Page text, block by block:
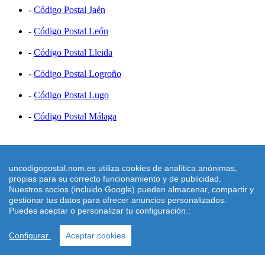
- Código Postal Jaén
- Código Postal León
- Código Postal Lleida
- Código Postal Logroño
- Código Postal Lugo
- Código Postal Málaga
Mensajerias España
Seur Ciudad Real
Seur Jerez de la Frontera
DHL Manresa
uncodigopostal.nom.es utiliza cookies de analítica anónimas,
propias para su correcto funcionamiento y de publicidad.
Nuestros socios (incluido Google) pueden almacenar, compartir y
gestionar tus datos para ofrecer anuncios personalizados.
Puedes aceptar o personalizar tu configuración.:
Configurar Aceptar cookies